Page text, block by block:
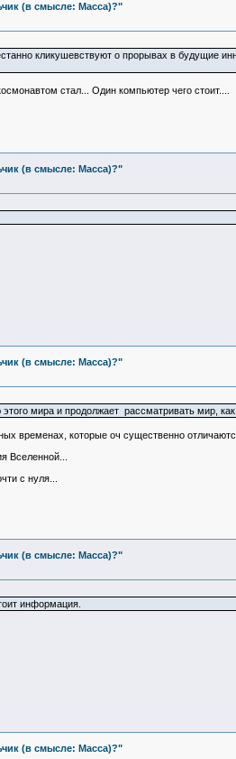
(в смысле: Масса)?"
кликушевствуют о прорывах в будущие
стал... Один компьютер чего стоит....
(в смысле: Масса)?"
(в смысле: Масса)?"
мира и продолжает рассматривать мир,
временах, которые оч существенно
Вселенной...
с нуля...
(в смысле: Масса)?"
информация.
(в смысле: Масса)?"